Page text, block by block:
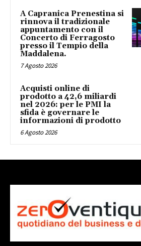
A Capranica Prenestina si
rinnova il tradizionale
appuntamento con il
Concerto di Ferragosto
presso il Tempio della
Maddalena.
7 Agosto 2026
Acquisti online di
prodotto a 42,6 miliardi
nel 2026: per le PMI la
sfida è governare le
informazioni di prodotto
6 Agosto 2026